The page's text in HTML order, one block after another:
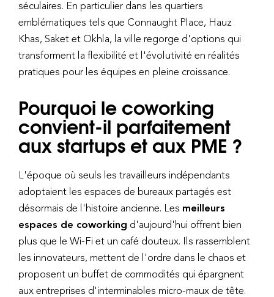
séculaires. En particulier dans les quartiers
emblématiques tels que Connaught Place, Hauz
Khas, Saket et Okhla, la ville regorge d'options qui
transforment la flexibilité et l'évolutivité en réalités
pratiques pour les équipes en pleine croissance.
Pourquoi le coworking
convient-il parfaitement
aux startups et aux PME ?
L'époque où seuls les travailleurs indépendants
adoptaient les espaces de bureaux partagés est
désormais de l'histoire ancienne. Les meilleurs
espaces de coworking d'aujourd'hui offrent bien
plus que le Wi-Fi et un café douteux. Ils rassemblent
les innovateurs, mettent de l'ordre dans le chaos et
proposent un buffet de commodités qui épargnent
aux entreprises d'interminables micro-maux de tête.